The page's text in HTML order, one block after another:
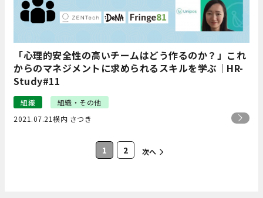
「心理的安全性の高いチームはどう作るのか？」これ
からのマネジメントに求められるスキルを学ぶ｜HR-
Study#11
組織
組織・その他
2021.07.21横内 さつき
1 2 次へ